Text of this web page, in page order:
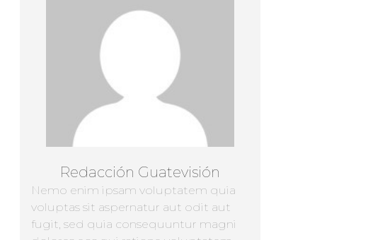
Redacción Guatevisión
Nemo enim ipsam voluptatem quia
voluptas sit aspernatur aut odit aut
fugit, sed quia consequuntur magni